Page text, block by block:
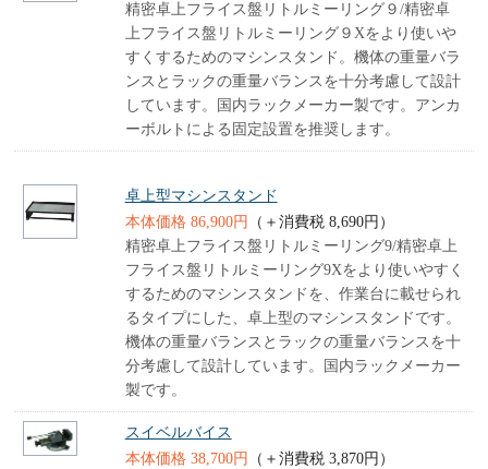
精密卓上フライス盤リトルミーリング９/精密卓
上フライス盤リトルミーリング９Xをより使いや
すくするためのマシンスタンド。機体の重量バラ
ンスとラックの重量バランスを十分考慮して設計
しています。国内ラックメーカー製です。アンカ
ーボルトによる固定設置を推奨します。
卓上型マシンスタンド
本体価格 86,900円
（＋消費税 8,690円）
精密卓上フライス盤リトルミーリング9/精密卓上
フライス盤リトルミーリング9Xをより使いやすく
するためのマシンスタンドを、作業台に載せられ
るタイプにした、卓上型のマシンスタンドです。
機体の重量バランスとラックの重量バランスを十
分考慮して設計しています。国内ラックメーカー
製です。
スイベルバイス
本体価格 38,700円
（＋消費税 3,870円）